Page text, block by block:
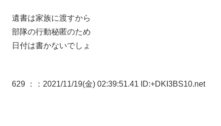
遺書は家族に渡すから
部隊の行動秘匿のため
日付は書かないでしょ
629 ： ：2021/11/19(金) 02:39:51.41 ID:+DKI3BS10.net